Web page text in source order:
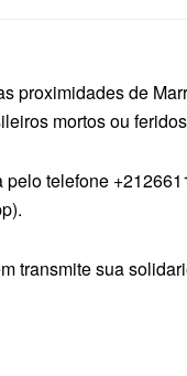
proximidades de
mortos ou
telefone
transmite sua